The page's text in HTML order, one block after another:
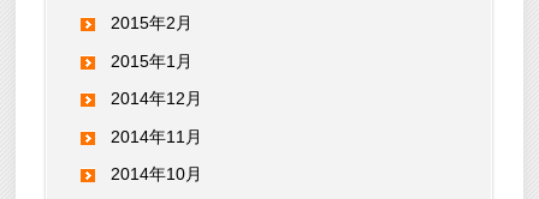
2015年2月
2015年1月
2014年12月
2014年11月
2014年10月